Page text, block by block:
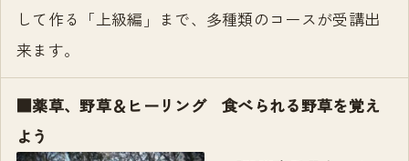
して作る「上級編」まで、多種類のコースが受講出
来ます。
■薬草、野草＆ヒーリング 食べられる野草を覚え
よう